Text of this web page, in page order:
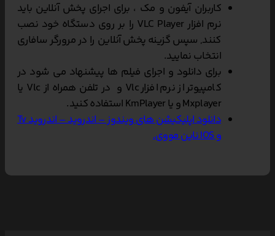
کاربران آیفون و مک ، برای اجرای پخش آنلاین باید
نرم افزار VLC Player را بر روی دستگاه خود نصب
کنند, سپس گزینه پخش آنلاین را در مرورگر سافاری
انتخاب نمایید.
برای دانلود و اجرای فیلم ها پیشنهاد می شود در
کامپیوتر از نرم افزار Vlc و در تلفن همراه از Vlc یا
Mxplayer و یا KmPlayer استفاده کنید.
دانلود اپلیکیشن های ویندوز – اندروید – اندروید Tv
و IOS ناین مووی.